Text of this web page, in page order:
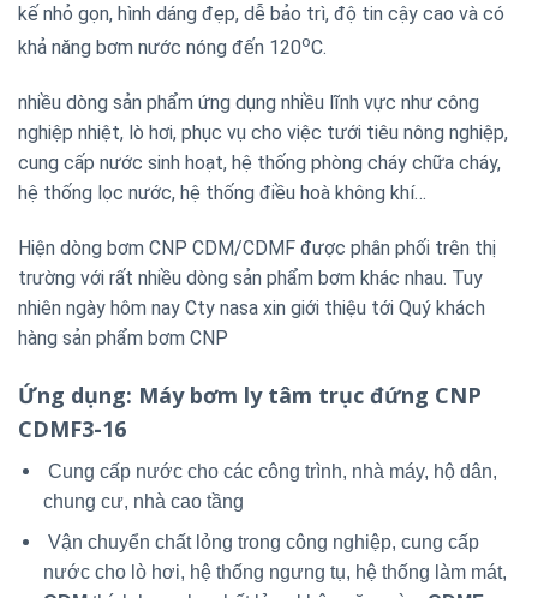
kế nhỏ gọn, hình dáng đẹp, dễ bảo trì, độ tin cậy cao và có
khả năng bơm nước nóng đến 120oC.
nhiều dòng sản phẩm ứng dụng nhiều lĩnh vực như công
nghiệp nhiệt, lò hơi, phục vụ cho việc tưới tiêu nông nghiệp,
cung cấp nước sinh hoạt, hệ thống phòng cháy chữa cháy,
hệ thống lọc nước, hệ thống điều hoà không khí…
Hiện dòng bơm CNP CDM/CDMF được phân phối trên thị
trường với rất nhiều dòng sản phẩm bơm khác nhau. Tuy
nhiên ngày hôm nay Cty nasa xin giới thiệu tới Quý khách
hàng sản phẩm bơm CNP
Ứng dụng: Máy bơm ly tâm trục đứng CNP
CDMF3-16
Cung cấp nước cho các công trình, nhà máy, hộ dân,
chung cư, nhà cao tầng
Vận chuyển chất lỏng trong công nghiệp, cung cấp
nước cho lò hơi, hệ thống ngưng tụ, hệ thống làm mát,